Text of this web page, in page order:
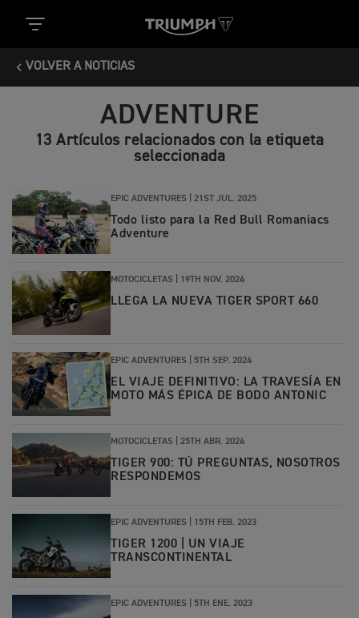
VOLVER A NOTICIAS
ADVENTURE
13 Artículos relacionados con la etiqueta
seleccionada
EPIC ADVENTURES | 21ST JUL. 2025
Todo listo para la Red Bull Romaniacs
Adventure
MOTOCICLETAS | 19TH NOV. 2024
LLEGA LA NUEVA TIGER SPORT 660
EPIC ADVENTURES | 5TH SEP. 2024
EL VIAJE DEFINITIVO: LA TRAVESÍA EN
MOTO MÁS ÉPICA DE BODO ANTONIC
MOTOCICLETAS | 25TH ABR. 2024
TIGER 900: TÚ PREGUNTAS, NOSOTROS
RESPONDEMOS
EPIC ADVENTURES | 15TH FEB. 2023
TIGER 1200 | UN VIAJE
TRANSCONTINENTAL
EPIC ADVENTURES | 5TH ENE. 2023